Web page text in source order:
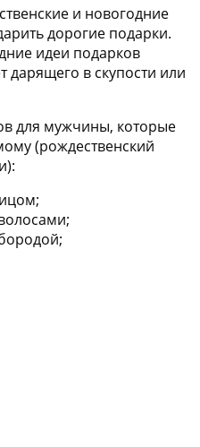
и новогодние
дорогие подарки.
идеи подарков
дарящего в скупости или
для мужчины, которые
(рождественский